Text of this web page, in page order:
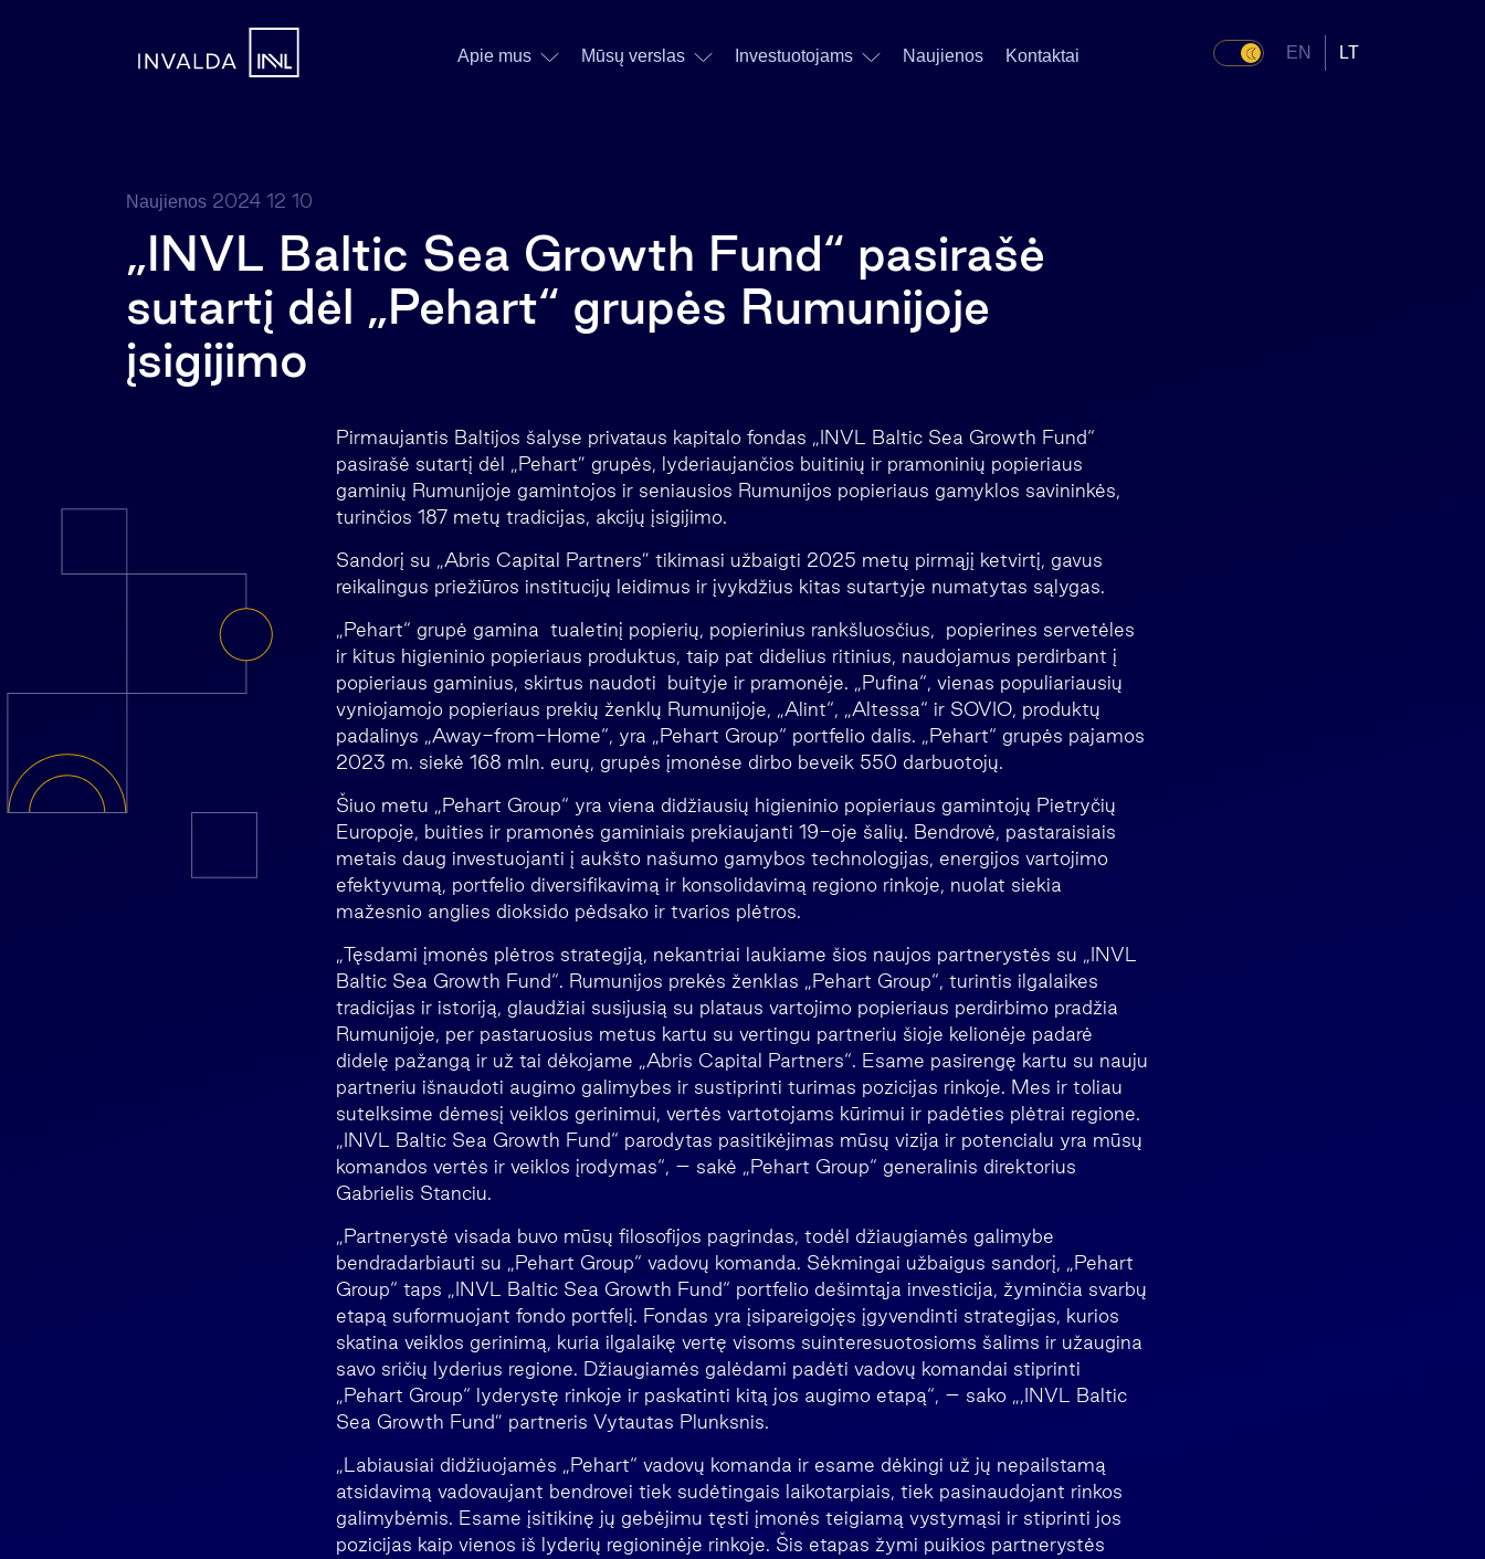
Apie mus Mūsų verslas Investuotojams Naujienos Kontaktai EN LT
Naujienos 2024 12 10
„INVL Baltic Sea Growth Fund“ pasirašė
sutartį dėl „Pehart“ grupės Rumunijoje
įsigijimo
Pirmaujantis Baltijos šalyse privataus kapitalo fondas „INVL Baltic Sea Growth Fund“
pasirašė sutartį dėl „Pehart” grupės, lyderiaujančios buitinių ir pramoninių popieriaus
gaminių Rumunijoje gamintojos ir seniausios Rumunijos popieriaus gamyklos savininkės,
turinčios 187 metų tradicijas, akcijų įsigijimo.
Sandorį su „Abris Capital Partners” tikimasi užbaigti 2025 metų pirmąjį ketvirtį, gavus
reikalingus priežiūros institucijų leidimus ir įvykdžius kitas sutartyje numatytas sąlygas.
„Pehart“ grupė gamina tualetinį popierių, popierinius rankšluosčius, popierines servetėles
ir kitus higieninio popieriaus produktus, taip pat didelius ritinius, naudojamus perdirbant į
popieriaus gaminius, skirtus naudoti buityje ir pramonėje. „Pufina“, vienas populiariausių
vyniojamojo popieriaus prekių ženklų Rumunijoje, „Alint“, „Altessa“ ir SOVIO, produktų
padalinys „Away-from-Home“, yra „Pehart Group“ portfelio dalis. „Pehart“ grupės pajamos
2023 m. siekė 168 mln. eurų, grupės įmonėse dirbo beveik 550 darbuotojų.
Šiuo metu „Pehart Group“ yra viena didžiausių higieninio popieriaus gamintojų Pietryčių
Europoje, buities ir pramonės gaminiais prekiaujanti 19-oje šalių. Bendrovė, pastaraisiais
metais daug investuojanti į aukšto našumo gamybos technologijas, energijos vartojimo
efektyvumą, portfelio diversifikavimą ir konsolidavimą regiono rinkoje, nuolat siekia
mažesnio anglies dioksido pėdsako ir tvarios plėtros.
„Tęsdami įmonės plėtros strategiją, nekantriai laukiame šios naujos partnerystės su „INVL
Baltic Sea Growth Fund“. Rumunijos prekės ženklas „Pehart Group“, turintis ilgalaikes
tradicijas ir istoriją, glaudžiai susijusią su plataus vartojimo popieriaus perdirbimo pradžia
Rumunijoje, per pastaruosius metus kartu su vertingu partneriu šioje kelionėje padarė
didelę pažangą ir už tai dėkojame „Abris Capital Partners“. Esame pasirengę kartu su nauju
partneriu išnaudoti augimo galimybes ir sustiprinti turimas pozicijas rinkoje. Mes ir toliau
sutelksime dėmesį veiklos gerinimui, vertės vartotojams kūrimui ir padėties plėtrai regione.
„INVL Baltic Sea Growth Fund“ parodytas pasitikėjimas mūsų vizija ir potencialu yra mūsų
komandos vertės ir veiklos įrodymas“, – sakė „Pehart Group“ generalinis direktorius
Gabrielis Stanciu.
„Partnerystė visada buvo mūsų filosofijos pagrindas, todėl džiaugiamės galimybe
bendradarbiauti su „Pehart Group“ vadovų komanda. Sėkmingai užbaigus sandorį, „Pehart
Group“ taps „INVL Baltic Sea Growth Fund“ portfelio dešimtąja investicija, žyminčia svarbų
etapą suformuojant fondo portfelį. Fondas yra įsipareigojęs įgyvendinti strategijas, kurios
skatina veiklos gerinimą, kuria ilgalaikę vertę visoms suinteresuotosioms šalims ir užaugina
savo sričių lyderius regione. Džiaugiamės galėdami padėti vadovų komandai stiprinti
„Pehart Group“ lyderystę rinkoje ir paskatinti kitą jos augimo etapą“, – sako „‚INVL Baltic
Sea Growth Fund” partneris Vytautas Plunksnis.
„Labiausiai didžiuojamės „Pehart“ vadovų komanda ir esame dėkingi už jų nepailstamą
atsidavimą vadovaujant bendrovei tiek sudėtingais laikotarpiais, tiek pasinaudojant rinkos
galimybėmis. Esame įsitikinę jų gebėjimu tęsti įmonės teigiamą vystymąsi ir stiprinti jos
pozicijas kaip vienos iš lyderių regioninėje rinkoje. Šis etapas žymi puikios partnerystės